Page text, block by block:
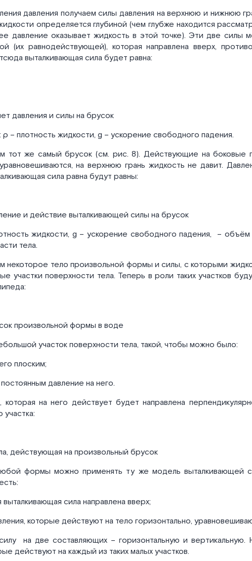
давления получаем силы давления на верхнюю и нижнюю
определяется глубиной (чем глубже находится
давление оказывает жидкость в этой точке). Эти две силы
(их равнодействующей), которая направлена вверх,
выталкивающая сила будет равна:
давления и силы на брусок
– плотность жидкости, g – ускорение свободного падения.
тот же самый брусок (см. рис. 8). Действующие на боковые
на верхнюю грань жидкость не давит.
сила равна будут равны:
и действие выталкивающей силы на брусок
жидкости, g – ускорение свободного падения,
– объём
тела.
некоторое тело произвольной формы и силы, с которыми
участки поверхности тела. Теперь в роли таких участков
произвольной формы в воде
участок поверхности тела, такой, чтобы можно было:
плоским;
давление на него.
которая на него действует будет направлена
участка:
действующая на произвольный брусок
формы можно применять ту же модель выталкивающей
выталкивающая сила направлена вверх;
которые действуют на тело горизонтально,
на две составляющих – горизонтальную и вертикальную.
действуют на каждый из таких малых участков.